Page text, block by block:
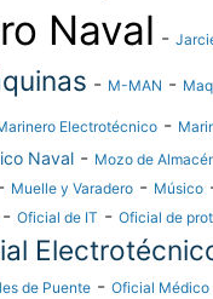
Naval -
- M-MAN -
Electrotécnico -
Naval - Mozo de
Muelle y Varadero - Músico
- Oficial de IT - Oficial de
de Puente - Oficial Médico